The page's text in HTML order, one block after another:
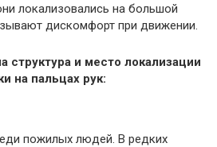
локализовались на большой
дискомфорт при движении.
структура и место локализации
на пальцах рук:
пожилых людей. В редких